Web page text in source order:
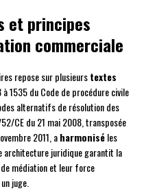
et principes
commerciale
repose sur plusieurstextes
1535 du Code de procédure civile
alternatifs de résolution des
CE du 21 mai 2008, transposée
2011, aharmoniséles
architecture juridique garantit la
médiation et leur force
juge.